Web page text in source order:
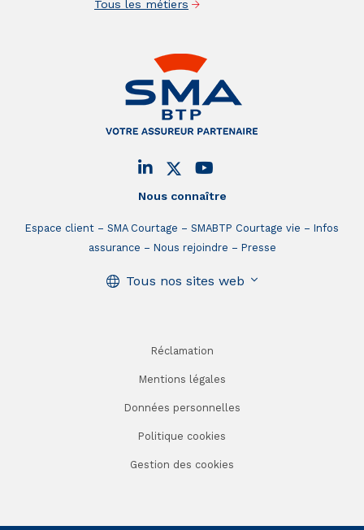
Nous connaître
Espace client SMA Courtage SMABTP Courtage vie
Infos
assurance
Nous rejoindre Presse
Tous nos sites web
Tous les métiers
Réclamation
Mentions légales
Données personnelles
Politique cookies
Gestion des cookies